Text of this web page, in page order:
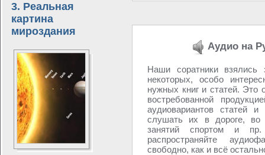
3. Реальная
картина
мироздания
Аудио на
Наши соратники взялись
некоторых, особо
нужных книг и статей. Это
востребованной
аудиовариантов статей и
слушать их в дороге, во
занятий спортом и
распространяйте
свободно, как и всё